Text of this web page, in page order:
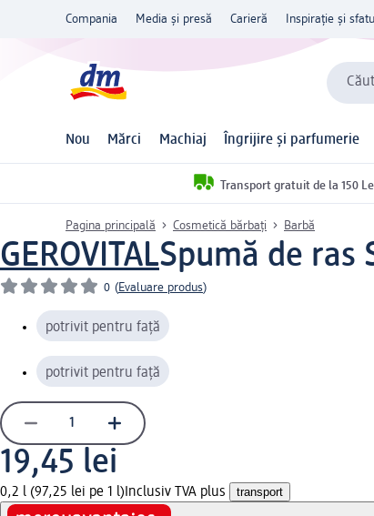
Compania Media și presă Carieră Inspirație și
Nou Mărci Machiaj Îngrijire și parfumerie
Transport gratuit de la 150
Pagina principală Cosmetică bărbați Barbă
GEROVITALSpumă de ras
0 (Evaluare produs)
potrivit pentru față
potrivit pentru față
19,45 lei
0,2 l (97,25 lei pe 1 l) Inclusiv TVA plus transport